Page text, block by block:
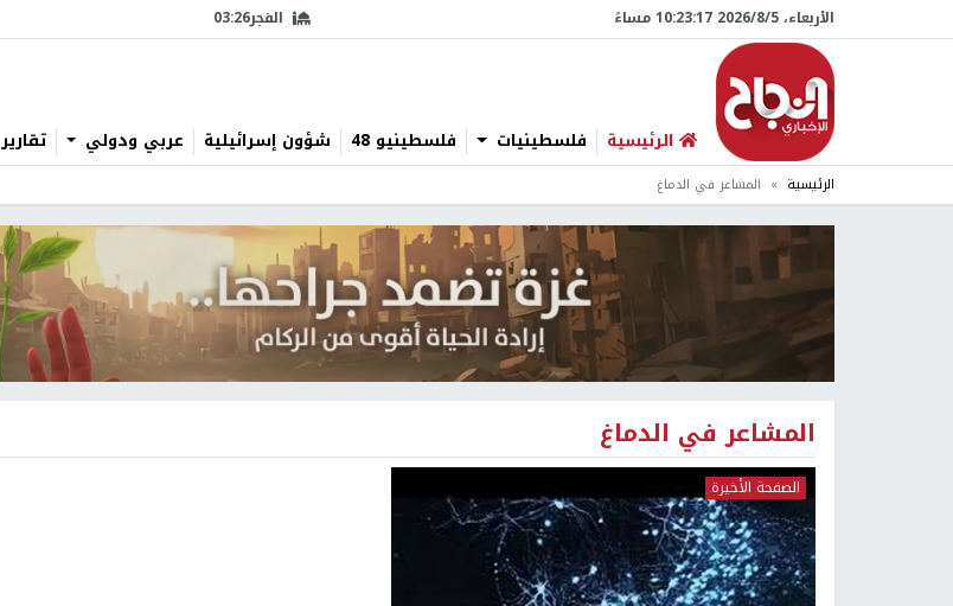
الأربعاء، 5/‏8/‏2026 10:23:17 مساءً الفجر03:26
الرئيسية فلسطينيات فلسطينيو 48 شؤون إسرائيلية عربي ودولي تقارير
الرئيسية المشاعر في الدماغ
المشاعر في الدماغ
الصفحة الأخيرة